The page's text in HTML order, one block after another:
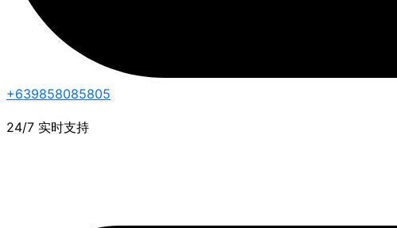
+639858085805
24/7 实时支持